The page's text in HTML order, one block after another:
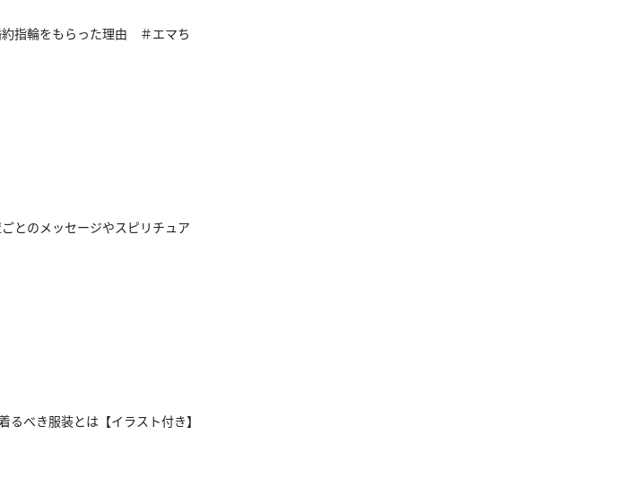
約指輪をもらった理由 ＃エマち
とのメッセージやスピリチュア
べき服装とは【イラスト付き】